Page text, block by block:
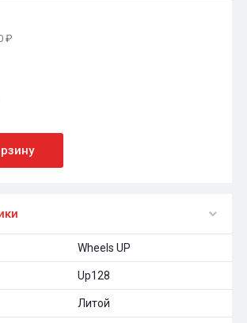
₽
Wheels UP
Up128
Литой